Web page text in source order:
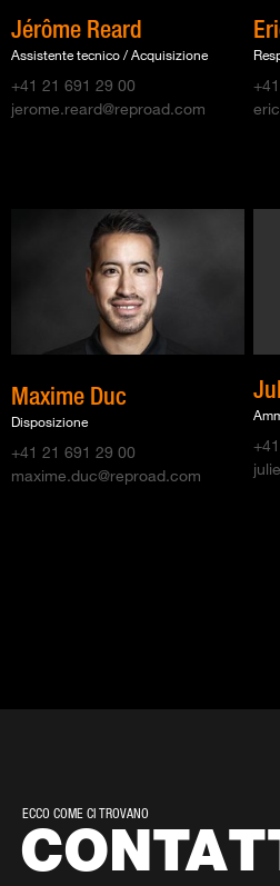
Jérôme Reard
Assistente tecnico / Acquisizione
+41 21 691 29 00
jerome.reard@reproad.com
Maxime Duc
Disposizione
+41 21 691 29 00
maxime.duc@reproad.com
ECCO COME CI TROVANO